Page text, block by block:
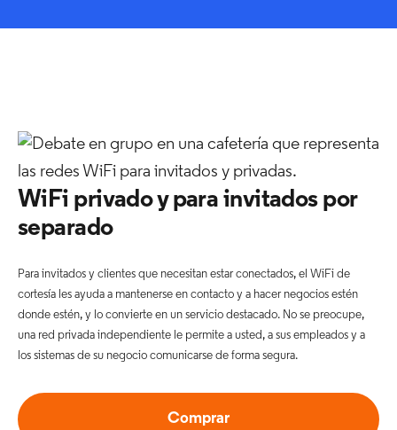
WiFi privado y para invitados por
separado
Para invitados y clientes que necesitan estar conectados, el WiFi de
cortesía les ayuda a mantenerse en contacto y a hacer negocios estén
donde estén, y lo convierte en un servicio destacado. No se preocupe,
una red privada independiente le permite a usted, a sus empleados y a
los sistemas de su negocio comunicarse de forma segura.
Comprar